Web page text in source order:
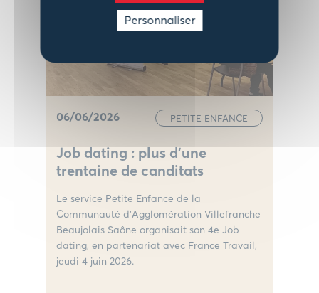
Personnaliser
06/06/2026 PETITE ENFANCE
Job dating : plus d’une
trentaine de canditats
Le service Petite Enfance de la
Communauté d’Agglomération Villefranche
Beaujolais Saône organisait son 4e Job
dating, en partenariat avec France Travail,
jeudi 4 juin 2026.